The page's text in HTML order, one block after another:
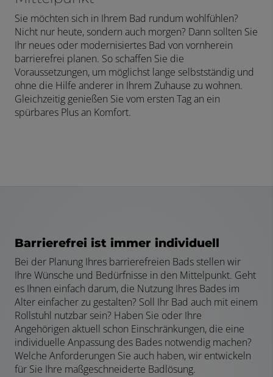
Sie möchten sich in Ihrem Bad rundum wohlfühlen?
Nicht nur heute, sondern auch morgen? Dann sollten Sie
Ihr neues oder modernisiertes Bad von vornherein
barrierefrei planen. So schaffen Sie die
Voraussetzungen, um möglichst lange selbstständig und
ohne die Hilfe anderer in Ihrem Zuhause zu wohnen.
Gleichzeitig genießen Sie vom ersten Tag an ein
spürbares Plus an Komfort.
Barrierefrei ist immer individuell
Bei der Planung Ihres barrierefreien Bads stellen wir
Ihre Wünsche und Bedürfnisse in den Mittelpunkt. Geht
es Ihnen einfach darum, die Nutzung Ihres Bades im
Alter einfacher zu gestalten? Soll Ihr Bad auch mit einem
Rollstuhl nutzbar sein? Haben Sie oder Ihre
Angehörigen aktuell schon Einschränkungen, die eine
individuelle Anpassung des Bades notwendig machen?
Welche Anforderungen Sie auch haben, wir entwickeln
für Sie Ihre maßgeschneiderte Badlösung.